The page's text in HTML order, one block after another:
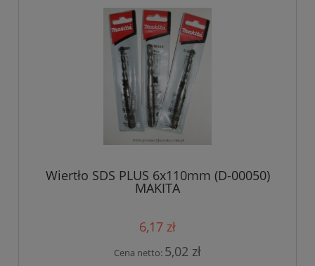
Wiertło SDS PLUS 6x110mm (D-00050)
MAKITA
6,17 zł
Cena netto: 5,02 zł